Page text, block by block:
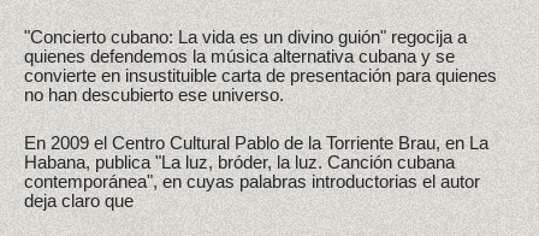
"Concierto cubano: La vida es un divino guión" regocija a
quienes defendemos la música alternativa cubana y se
convierte en insustituible carta de presentación para quienes
no han descubierto ese universo.
En 2009 el Centro Cultural Pablo de la Torriente Brau, en La
Habana, publica "La luz, bróder, la luz. Canción cubana
contemporánea", en cuyas palabras introductorias el autor
deja claro que